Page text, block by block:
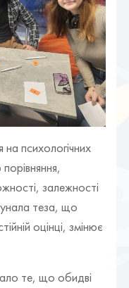
психологічних
залежності
теза, що
оцінці, змінює
те, що обидві